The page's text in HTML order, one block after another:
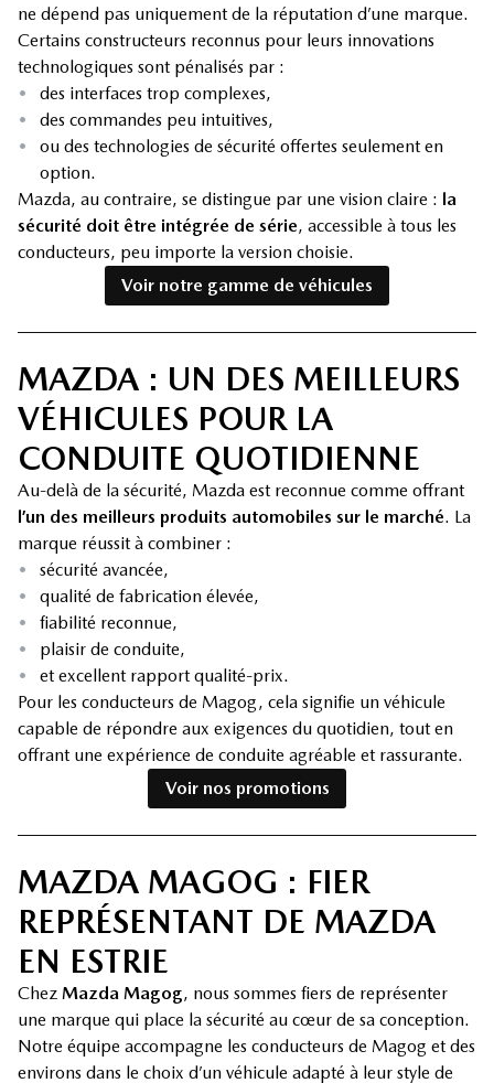
ne dépend pas uniquement de la réputation d’une marque.
Certains constructeurs reconnus pour leurs innovations
technologiques sont pénalisés par :
•
des interfaces trop complexes,
•
des commandes peu intuitives,
•
ou des technologies de sécurité offertes seulement en
option.
Mazda, au contraire, se distingue par une vision claire : la
sécurité doit être intégrée de série, accessible à tous les
conducteurs, peu importe la version choisie.
Voir notre gamme de véhicules
MAZDA : UN DES MEILLEURS
VÉHICULES POUR LA
CONDUITE QUOTIDIENNE
Au-delà de la sécurité, Mazda est reconnue comme offrant
l’un des meilleurs produits automobiles sur le marché. La
marque réussit à combiner :
•
sécurité avancée,
•
qualité de fabrication élevée,
•
fiabilité reconnue,
•
plaisir de conduite,
•
et excellent rapport qualité-prix.
Pour les conducteurs de Magog, cela signifie un véhicule
capable de répondre aux exigences du quotidien, tout en
offrant une expérience de conduite agréable et rassurante.
Voir nos promotions
MAZDA MAGOG : FIER
REPRÉSENTANT DE MAZDA
EN ESTRIE
Chez Mazda Magog, nous sommes fiers de représenter
une marque qui place la sécurité au cœur de sa conception.
Notre équipe accompagne les conducteurs de Magog et des
environs dans le choix d’un véhicule adapté à leur style de